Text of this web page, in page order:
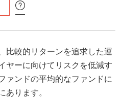
比較的リターンを追求した運
ヤーに向けてリスクを低減す
ァンドの平均的なファンドに
ります。